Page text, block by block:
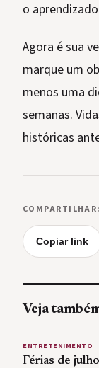
o
Agora é sua
marque um
menos uma
semanas.
históricas
COMPARTILHAR:
Copiar link
Veja
ENTRETENIMENTO
Férias de